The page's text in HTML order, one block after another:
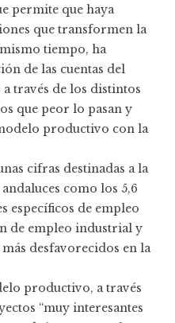
permite que haya
que transformen la
tiempo, ha
de las cuentas del
través de los distintos
que peor lo pasan y
productivo con la
cifras destinadas a la
como los 5,6
específicos de empleo
de empleo industrial y
desfavorecidos en la
productivo, a través
“muy interesantes